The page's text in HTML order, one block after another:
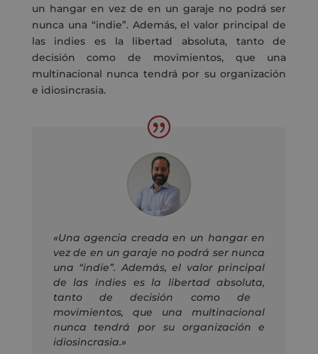
un hangar en vez de en un garaje no podrá ser
nunca una “indie”. Además, el valor principal de
las indies es la libertad absoluta,tanto de
decisión como de movimientos,que una
multinacional nunca tendrá por su organización
e idiosincrasia.
«Una agencia creada en un hangar en
vez de en un garaje no podrá ser nunca
una “indie”.Además, el valor principal
delas indieses la libertadabsoluta,
tanto de decisión como de
movimientos, que una multinacional
nunca tendrá por su organización e
idiosincrasia.»